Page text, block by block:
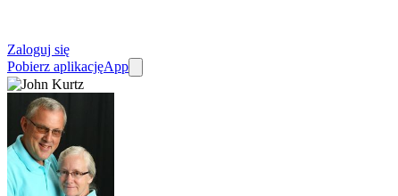
Zaloguj się
Pobierz aplikacjęApp